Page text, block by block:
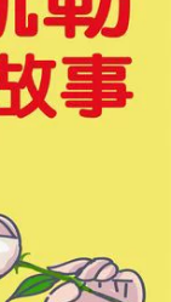
親子玩具